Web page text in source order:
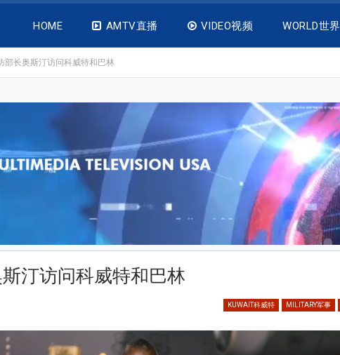
HOME AMTV直播 VIDEO视频 WORLD世界
部长奥斯汀访问科威特和巴林
汀访问科威特和巴林
KUWAIT科威特 MILITARY军事